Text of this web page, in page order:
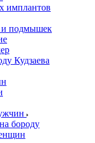
имплантов
и подмышек
Кудзаева
бороду